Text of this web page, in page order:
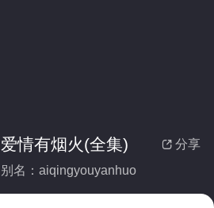
 分享
爱情有烟火(全集)
别名：aiqingyouyanhuo